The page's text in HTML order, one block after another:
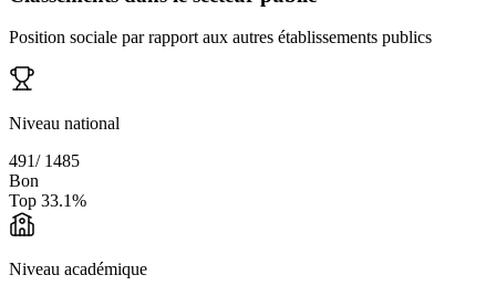
Position sociale par rapport aux autres établissements publics
Niveau national
491/ 1485
Bon
Top 33.1%
Niveau académique